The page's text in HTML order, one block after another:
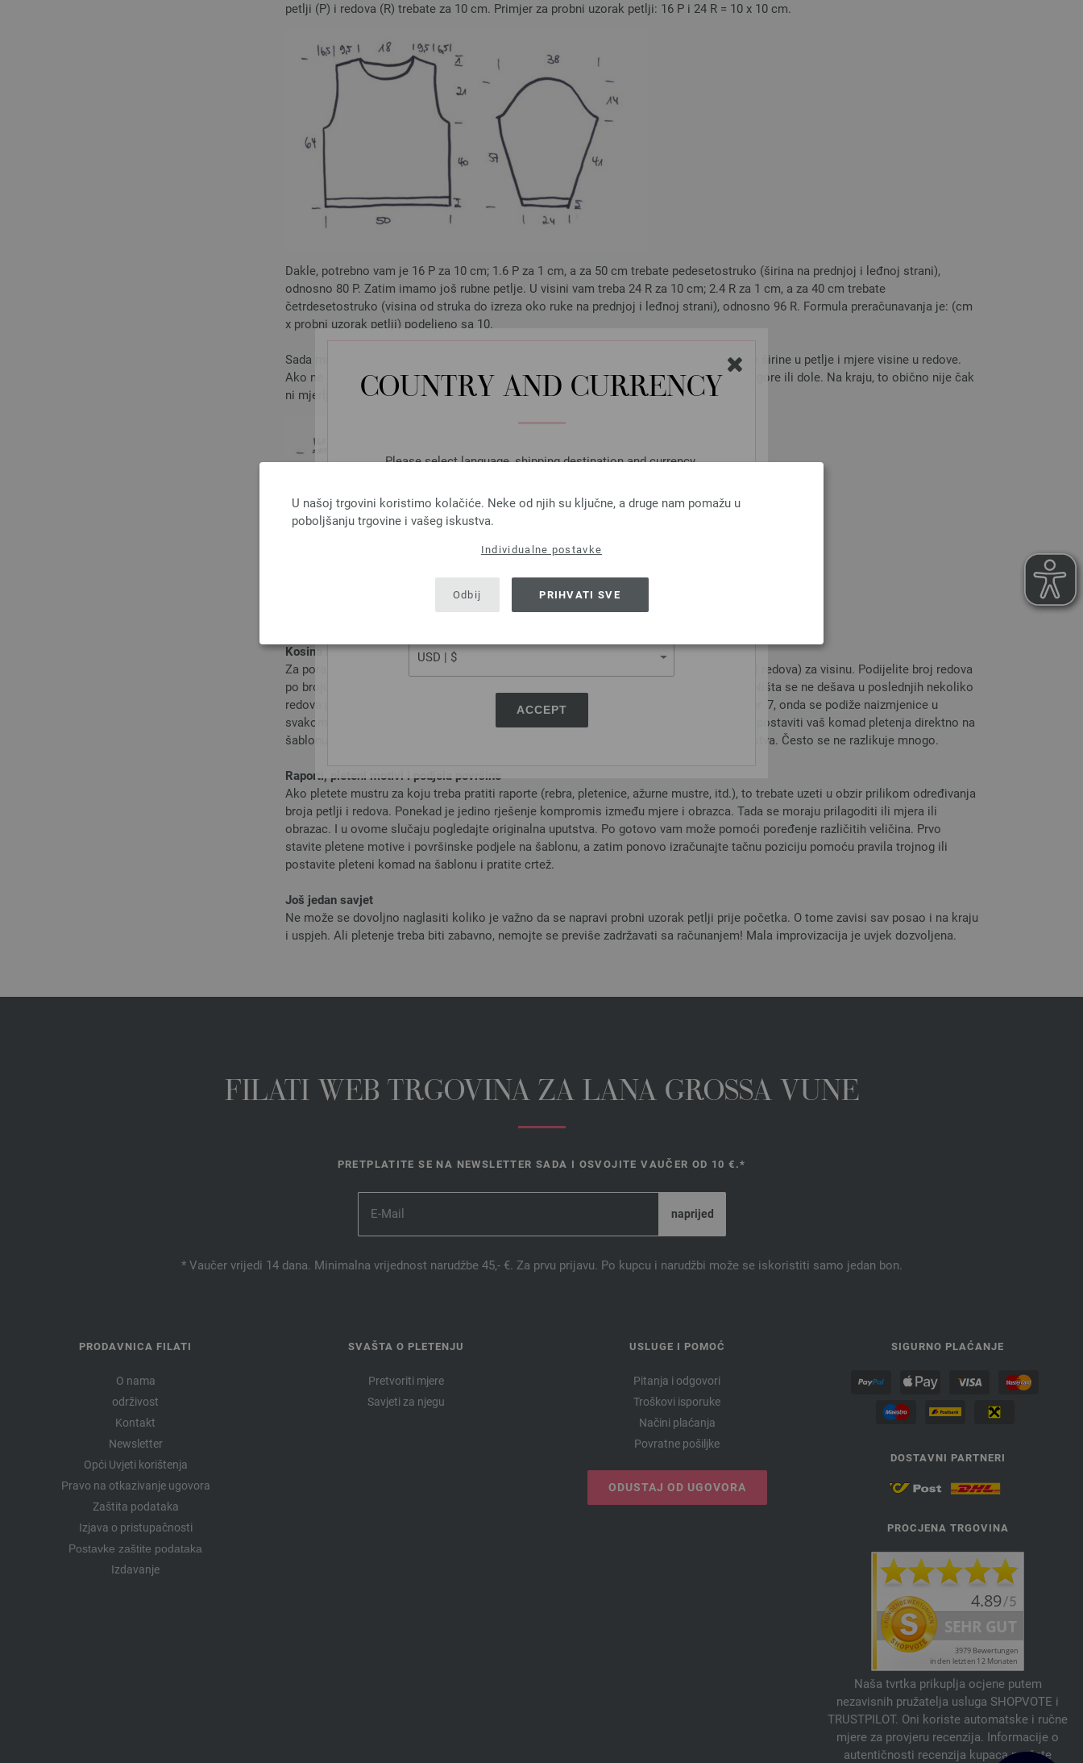
COUNTRY AND CURRENCY
Please select language, shipping destination and currency.
SHIPPING TO
USA - The United States of America
ACCEPT
U našoj trgovini koristimo kolačiće. Neke od njih su ključne, a druge nam pomažu u
poboljšanju trgovine i vašeg iskustva.
Individualne postavke
Odbij PRIHVATI SVE
petlji (P) i redova (R) trebate za 10 cm. Primjer za probni uzorak petlji: 16 P i 24 R = 10 x 10 cm.
Dakle, potrebno vam je 16 P za 10 cm; 1.6 P za 1 cm, a za 50 cm trebate pedesetostruko (širina na prednjoj i leđnoj strani),
odnosno 80 P. Zatim imamo još rubne petlje. U visini vam treba 24 R za 10 cm; 2.4 R za 1 cm, a za 40 cm trebate
četrdesetostruko (visina od struka do izreza oko ruke na prednjoj i leđnoj strani), odnosno 96 R. Formula preračunavanja je: (cm
x probni uzorak petlji) podeljeno sa 10.
Sada možete izračunati osnovne podatke za svoj komad pletenja, pretvarajući sve mjere širine u petlje i mjere visine u redove.
Ako ne dobijete čitave brojeve kao rezultat vašeg računarskog rada, onda zaokružite na gore ili dole. Na kraju, to obično nije čak
ni mjerljivo.
Kosina rukava, kugla rukava, izrez za rukav i za vrat
Za porast kosine rukava u našem primjeru imate za 7 cm (11 petlji) za širinu, i 41 cm (98 redova) za visinu. Podijelite broj redova
po broju petlji, a kao rezultat u svakom 8. redu morate podići 11x1 petlji na obe strane. Ništa se ne dešava u poslednjih nekoliko
redova prije kugle rukava ili prije skidanja vune s igle. Ako rezultira neparni broj petlji, npr. 7, onda se podiže naizmjenice u
svakom 6. i 8. redu. Za zaokruživanje kugle za rukav, izreza za rukav i za vrat, najbolje je postaviti vaš komad pletenja direktno na
šablonu, a zatim oduzimati petlje prateći rub. Takođe je korisno slijediti originalna uputstva. Često se ne razlikuje mnogo.
Raporti, pleteni motivi i podjela površine
Ako pletete mustru za koju treba pratiti raporte (rebra, pletenice, ažurne mustre, itd.), to trebate uzeti u obzir prilikom određivanja
broja petlji i redova. Ponekad je jedino rješenje kompromis između mjere i obrazca. Tada se moraju prilagoditi ili mjera ili
obrazac. I u ovome slučaju pogledajte originalna uputstva. Po gotovo vam može pomoći poređenje različitih veličina. Prvo
stavite pletene motive i površinske podjele na šablonu, a zatim ponovo izračunajte tačnu poziciju pomoću pravila trojnog ili
postavite pleteni komad na šablonu i pratite crtež.
Još jedan savjet
Ne može se dovoljno naglasiti koliko je važno da se napravi probni uzorak petlji prije početka. O tome zavisi sav posao i na kraju
i uspjeh. Ali pletenje treba biti zabavno, nemojte se previše zadržavati sa računanjem! Mala improvizacija je uvjek dozvoljena.
FILATI WEB TRGOVINA ZA LANA GROSSA VUNE
PRETPLATITE SE NA NEWSLETTER SADA I OSVOJITE VAUČER OD 10 €.*
* Vaučer vrijedi 14 dana. Minimalna vrijednost narudžbe 45,- €. Za prvu prijavu. Po kupcu i narudžbi može se iskoristiti samo jedan bon.
PRODAVNICA FILATI
O nama
održivost
Kontakt
Newsletter
Opći Uvjeti korištenja
Pravo na otkazivanje ugovora
Zaštita podataka
Izjava o pristupačnosti
Postavke zaštite podataka
Izdavanje
SVAŠTA O PLETENJU
Pretvoriti mjere
Savjeti za njegu
USLUGE I POMOĆ
Pitanja i odgovori
Troškovi isporuke
Načini plaćanja
Povratne pošiljke
ODUSTAJ OD UGOVORA
SIGURNO PLAĆANJE
DOSTAVNI PARTNERI
PROCJENA TRGOVINA
Naša tvrtka prikuplja ocjene putem
nezavisnih pružatelja usluga SHOPVOTE i
TRUSTPILOT. Oni koriste automatske i ručne
mjere za provjeru recenzija. Informacije o
autentičnosti recenzija kupaca možete